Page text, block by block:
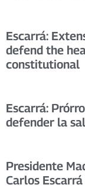
Escarrá:
defend the
constitutional
Escarrá:
defender la
Presidente
Carlos Escarrá